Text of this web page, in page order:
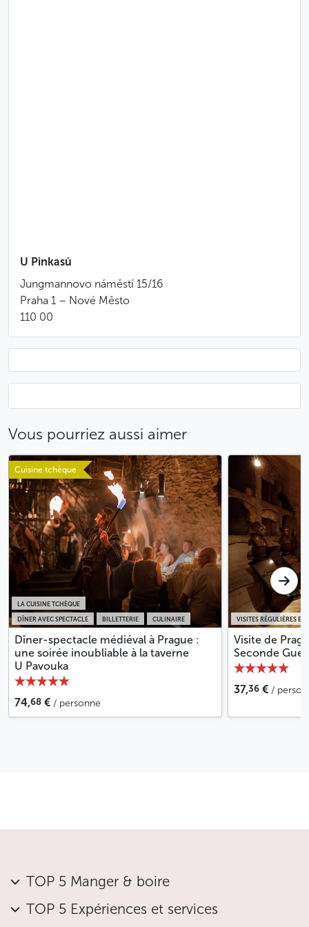
raifort râpé aux pommes
cornichons
moutarde
Pains :
Soupe :
soupe à l’ail à l’ancienne avec des croûtons au
fromage et du persil frais
Plats :
goulash Pinkas piquant avec du raifort râpé
roulade de porc rôtie, fourrée de farce aux
herbes
sauté de poulet, légumes frais et champignons
saucisses blanches aux choux et oignons
Accompagnements :
knedlíky viennois
gâteaux
SPÉCIALITÉ DE TRADITION DE MINUIT
U Pinkasů
Jungmannovo náměstí 15/16
Praha 1 – Nové Město
110 00
Vous pourriez aussi aimer
Cuisine tchèque
DÎNER AVEC SPECTACLE BILLETTERIE CULINAIRE
LA CUISINE TCHÈQUE
Dîner-spectacle médiéval à Prague :
une soirée inoubliable à la taverne
U Pavouka
74,68 € / personne
VISITES RÉGULIÈRES EN
Visite de
Seconde
37,36 € /
TOP 5 Manger & boire
TOP 5 Expériences et services